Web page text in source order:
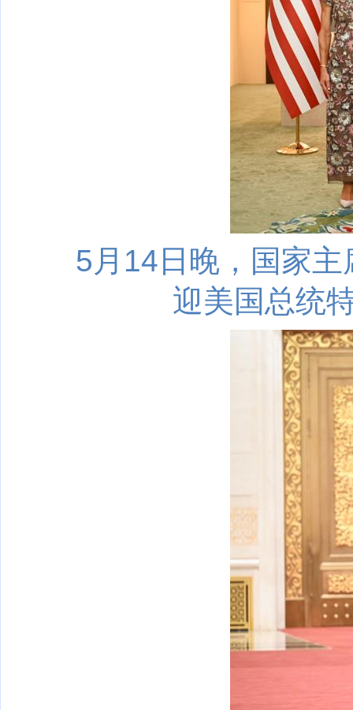
5月14日晚，国家
迎美国总统